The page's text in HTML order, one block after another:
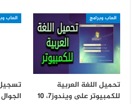
العاب وبرامج
تحميل اللغة العربية
للكمبيوتر على ويندوز7، 10
العاب